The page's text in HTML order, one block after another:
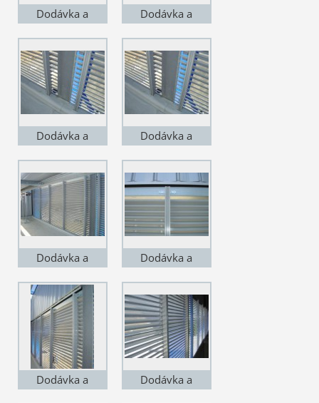
Dodávka a
Čakovicích. VZT
žaluzie lakované,
lineární, pohled
zevnitř na stojiny
Dodávka a
Čakovicích. VZT
žaluzie lakované,
lineární, pohled
zevnitř na stojiny
Dodávka a
Čakovicích. VZT
žaluzie lakované,
lineární, pohled
zevnitř na stojiny
Dodávka a
Čakovicích. VZT
žaluzie lakované,
lineární, pohled
zevnitř na stojiny
Dodávka a
Čakovicích. VZT
žaluzie lakované,
lineární, pohled
zevnitř na stojiny
Dodávka a
Čakovicích. VZT
žaluzie lakované,
lineární, pohled
zevnitř na stojiny
Dodávka a
Dodávka a